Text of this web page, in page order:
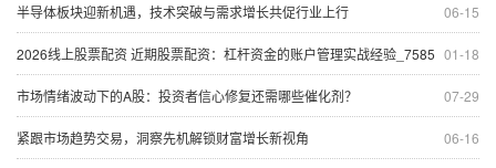
06-15
半导体板块迎新机遇，技术突破与需求增长共促行业上行
01-18
2026线上股票配资 近期股票配资：杠杆资金的账户管理实战经验_7585
07-29
市场情绪波动下的A股：投资者信心修复还需哪些催化剂？
06-16
紧跟市场趋势交易，洞察先机解锁财富增长新视角